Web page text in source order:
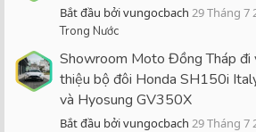
Bắt đầu bởi vungocbach 29 Tháng 7
Trong Nước
Showroom Moto Đồng Tháp đi
thiệu bộ đôi Honda SH150i
và Hyosung GV350X
Bắt đầu bởi vungocbach 29 Tháng 7